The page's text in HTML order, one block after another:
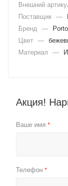
Внешний
Поставщик —
Бренд
—
Цвет —
Материал
—
Акция!
Ваше имя *
Телефон *